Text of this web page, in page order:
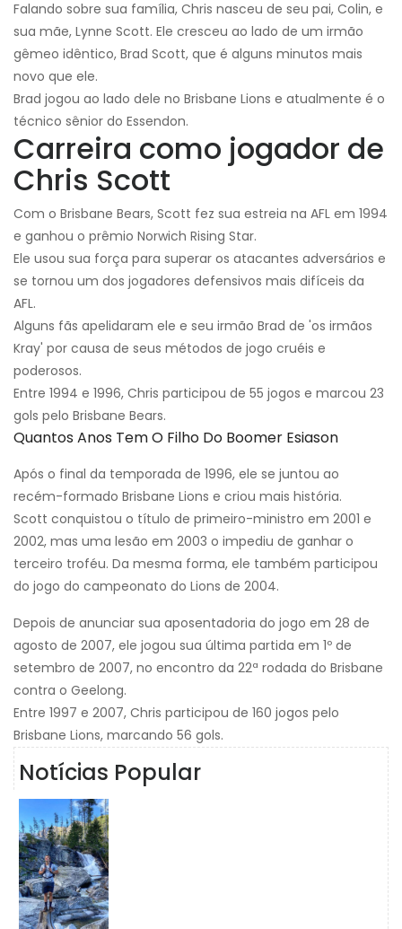
Falando sobre sua família, Chris nasceu de seu pai, Colin, e
sua mãe, Lynne Scott. Ele cresceu ao lado de um irmão
gêmeo idêntico, Brad Scott, que é alguns minutos mais
novo que ele.
Brad jogou ao lado dele no Brisbane Lions e atualmente é o
técnico sênior do Essendon.
Carreira como jogador de
Chris Scott
Com o Brisbane Bears, Scott fez sua estreia na AFL em 1994
e ganhou o prêmio Norwich Rising Star.
Ele usou sua força para superar os atacantes adversários e
se tornou um dos jogadores defensivos mais difíceis da
AFL.
Alguns fãs apelidaram ele e seu irmão Brad de 'os irmãos
Kray' por causa de seus métodos de jogo cruéis e
poderosos.
Entre 1994 e 1996, Chris participou de 55 jogos e marcou 23
gols pelo Brisbane Bears.
Quantos Anos Tem O Filho Do Boomer Esiason
Após o final da temporada de 1996, ele se juntou ao
recém-formado Brisbane Lions e criou mais história.
Scott conquistou o título de primeiro-ministro em 2001 e
2002, mas uma lesão em 2003 o impediu de ganhar o
terceiro troféu. Da mesma forma, ele também participou
do jogo do campeonato do Lions de 2004.
Depois de anunciar sua aposentadoria do jogo em 28 de
agosto de 2007, ele jogou sua última partida em 1º de
setembro de 2007, no encontro da 22ª rodada do Brisbane
contra o Geelong.
Entre 1997 e 2007, Chris participou de 160 jogos pelo
Brisbane Lions, marcando 56 gols.
Notícias Popular